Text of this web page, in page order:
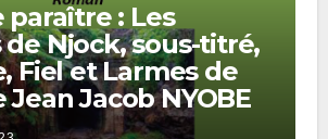
paraître : Les
Njock, sous-titré,
Fiel et Larmes de
Jean Jacob NYOBE